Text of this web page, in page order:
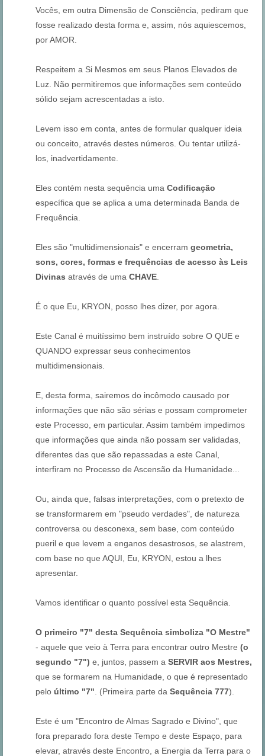
Vocês, em outra Dimensão de Consciência, pediram que
fosse realizado desta forma e, assim, nós aquiescemos,
por AMOR.
Respeitem a Si Mesmos em seus Planos Elevados de
Luz. Não permitiremos que informações sem conteúdo
sólido sejam acrescentadas a isto.
Levem isso em conta, antes de formular qualquer ideia
ou conceito, através destes números. Ou tentar utilizá-
los, inadvertidamente.
Eles contém nesta sequência uma Codificação
específica que se aplica a uma determinada Banda de
Frequência.
Eles são "multidimensionais" e encerram geometria,
sons, cores, formas e frequências de acesso às Leis
Divinas através de uma CHAVE
É o que Eu, KRYON, posso lhes dizer, por agora.
Este Canal é muitíssimo bem instruído sobre O QUE e
QUANDO expressar seus conhecimentos
multidimensionais.
E, desta forma, sairemos do incômodo causado por
informações que não são sérias e possam comprometer
este Processo, em particular. Assim também impedimos
que informações que ainda não possam ser validadas,
diferentes das que são repassadas a este Canal,
interfiram no Processo de Ascensão da Humanidade...
Ou, ainda que, falsas interpretações, com o pretexto de
se transformarem em "pseudo verdades", de natureza
controversa ou desconexa, sem base, com conteúdo
pueril e que levem a enganos desastrosos, se alastrem,
com base no que AQUI, Eu, KRYON, estou a lhes
apresentar.
Vamos identificar o quanto possível esta Sequência.
O primeiro "7" desta Sequência simboliza "O Mestre"
- aquele que veio à Terra para encontrar outro Mestre (o
segundo "7") e, juntos, passem a SERVIR aos Mestres,
que se formarem na Humanidade, o que é representado
pelo último "7" . (Primeira parte da Sequência 777).
Este é um "Encontro de Almas Sagrado e Divino", que
fora preparado fora deste Tempo e deste Espaço, para
elevar, através deste Encontro, a Energia da Terra para o